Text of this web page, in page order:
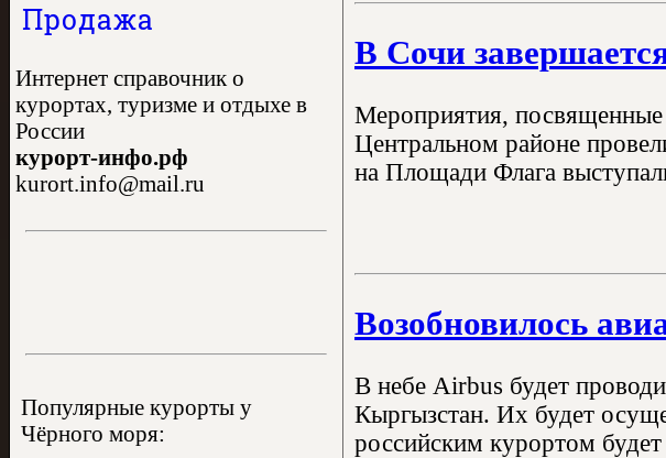
Продажа
Интернет справочник о
курортах, туризме и отдыхе в
России
курорт-инфо.рф
kurort.info@mail.ru
Популярные курорты у
Чёрного моря:
В Сочи
Мероприятия, посвященные
Центральном районе
на Площади Флага
Возобновилось
В небе Airbus будет
Кыргызстан. Их будет
российским курортом